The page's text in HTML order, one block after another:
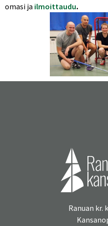
omasi ja ilmoittaudu.
Ranuan kr.